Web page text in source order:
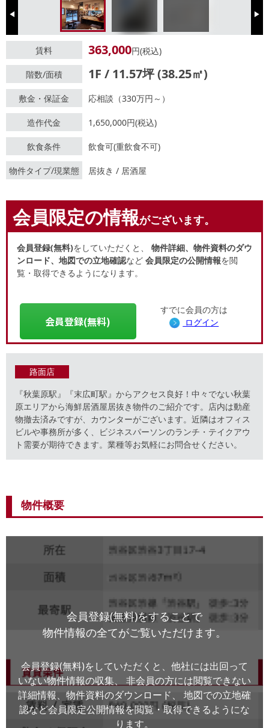
Previous Next
賃料 363,000円(税込)
階数/面積 1F / 11.57坪 (38.25㎡)
敷金・保証金 応相談（330万円～）
造作代金 1,650,000円(税込)
飲食条件 飲食可(重飲食不可)
物件タイプ/現業態 居抜き / 居酒屋
会員限定の情報がございます。
会員登録(無料)をしていただくと、 物件詳細、物件資料のダウ
ンロード、地図での立地確認など 会員限定の公開情報を閲
覧・取得できるようになります。
会員登録(無料)
すでに会員の方は
ログイン
路面店
『秋葉原駅』『末広町駅』からアクセス良好！中々でない秋葉
原エリアから海鮮居酒屋居抜き物件のご紹介です。店内は動産
物撤去済みですが、カウンターがございます。近隣はオフィス
ビルや事務所が多く、ビジネスパーソンのランチ・テイクアウ
ト需要が期待できます。業種等お気軽にお問合せください。
物件概要
会員登録(無料)をすることで
物件情報の全てがご覧いただけます。
会員登録(無料)をしていただくと、他社には出回って
いない物件情報の収集、
非会員の方には閲覧できない
詳細情報、物件資料のダウンロード、
地図での立地確
認など会員限定公開情報を閲覧・取得できるようにな
ります。